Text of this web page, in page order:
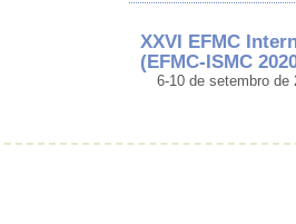
XXVI EFMC
(EFMC-ISMC
6-10 de setembro